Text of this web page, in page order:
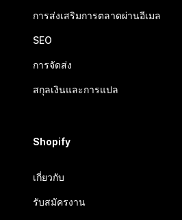
การส่งเสริมการตลาดผ่านอีเมล
SEO
การจัดส่ง
สกุลเงินและการแปล
Shopify
เกี่ยวกับ
รับสมัครงาน